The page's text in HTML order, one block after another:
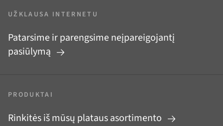
UŽKLAUSA INTERNETU
Patarsime ir parengsime neįpareigojantį
pasiūlymą
PRODUKTAI
Rinkitės iš mūsų plataus asortimento